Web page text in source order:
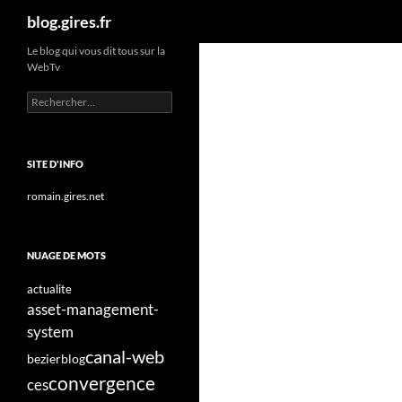
Aller
contenu
blog.gires.fr
Le blog qui vous dit tous sur la
WebTv
Rechercher :
SITE D'INFO
romain.gires.net
NUAGE DE MOTS
actualite
asset-management-
system
bezierblogcanal-web
cesconvergence